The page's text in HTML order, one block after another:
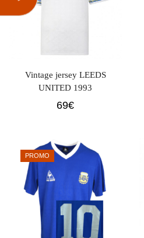
Vintage jersey LEEDS
UNITED 1993
69€
PROMO